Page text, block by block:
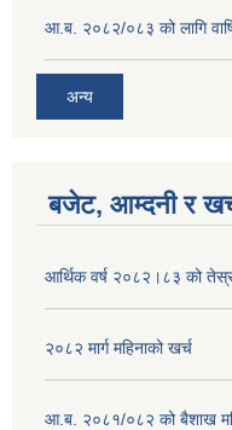
आ.ब. २०८२/०८३ को लागि
अन्य
बजेट, आम्दनी र
आर्थिक वर्ष २०८२।८३ को
२०८२ मार्ग महिनाको खर्च
आ.ब. २०८१/०८२ को बैशाख